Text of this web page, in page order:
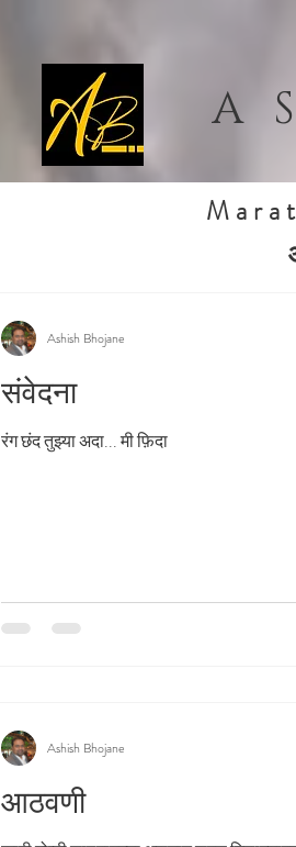
संवेदना
रंग छंद तुझ्या अदा... मी फ़िदा
Ashish Bhojane
आठवणी
Ashish Bhojane